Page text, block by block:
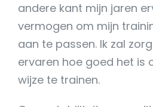
andere kant mijn jaren
vermogen om mijn
aan te passen. Ik zal
ervaren hoe goed het is
wijze te trainen.